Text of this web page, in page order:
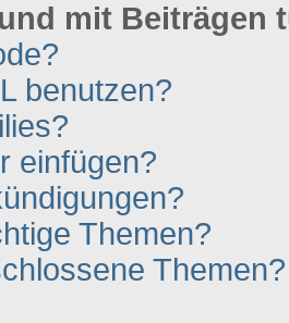
mit Beiträgen
benutzen?
einfügen?
Themen?
Themen?